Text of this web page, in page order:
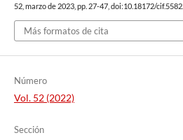
52, marzo de 2023, pp. 27-47, doi:10.18172/cif.5582.
Más formatos de cita
Número
Vol. 52 (2022)
Sección